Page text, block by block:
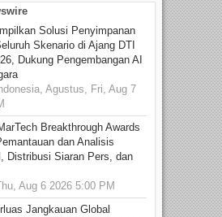
Solusi Penyimpanan
Skenario di Ajang DTI
Dukung Pengembangan AI
Agustus, Fri, Aug 7
Breakthrough Awards
dan Analisis
Distribusi Siaran Pers, dan
Aug 6 2026 5:00 PM
Jangkauan Global